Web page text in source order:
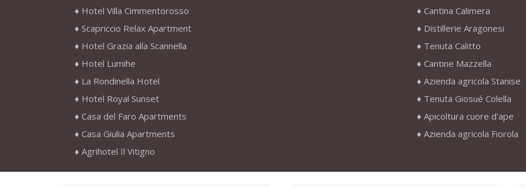
Hotel Villa Cimmentorosso
Scapriccio Relax Apartment
Hotel Grazia alla Scannella
Hotel Lumihe
La Rondinella Hotel
Hotel Royal Sunset
Casa del Faro Apartments
Casa Giulia Apartments
Agrihotel Il Vitigno
Cantina Calimera
Distillerie Aragonesi
Tenuta Calitto
Cantine Mazzella
Azienda agricola Stanise
Tenuta Giosué Colella
Apicoltura cuore d'ape
Azienda agricola Fiorola